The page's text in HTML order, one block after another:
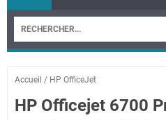
Accueil / HP OfficeJet
HP Officejet 6700